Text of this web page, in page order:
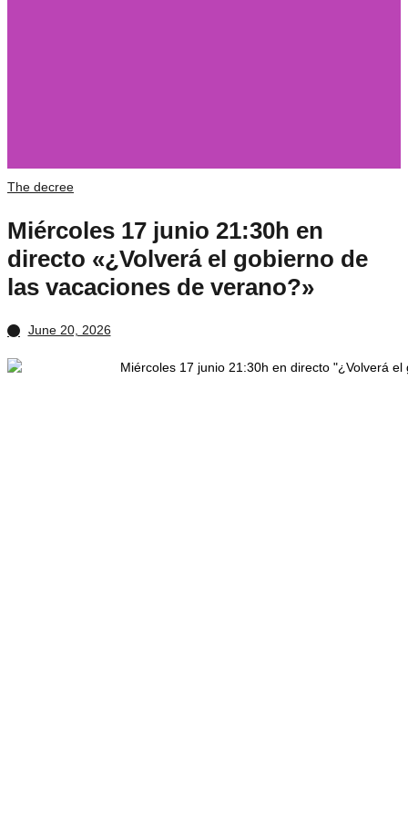
The decree
Miércoles 17 junio 21:30h en
directo «¿Volverá el gobierno de
las vacaciones de verano?»
June 20, 2026